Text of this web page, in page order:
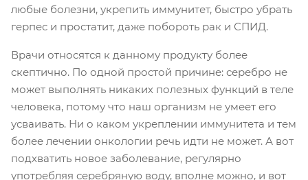
любые болезни, укрепить иммунитет, быстро убрать
герпес и простатит, даже побороть рак и СПИД.
Врачи относятся к данному продукту более
скептично. По одной простой причине: серебро не
может выполнять никаких полезных функций в теле
человека, потому что наш организм не умеет его
усваивать. Ни о каком укреплении иммунитета и тем
более лечении онкологии речь идти не может. А вот
подхватить новое заболевание, регулярно
употребляя серебряную воду, вполне можно, и вот